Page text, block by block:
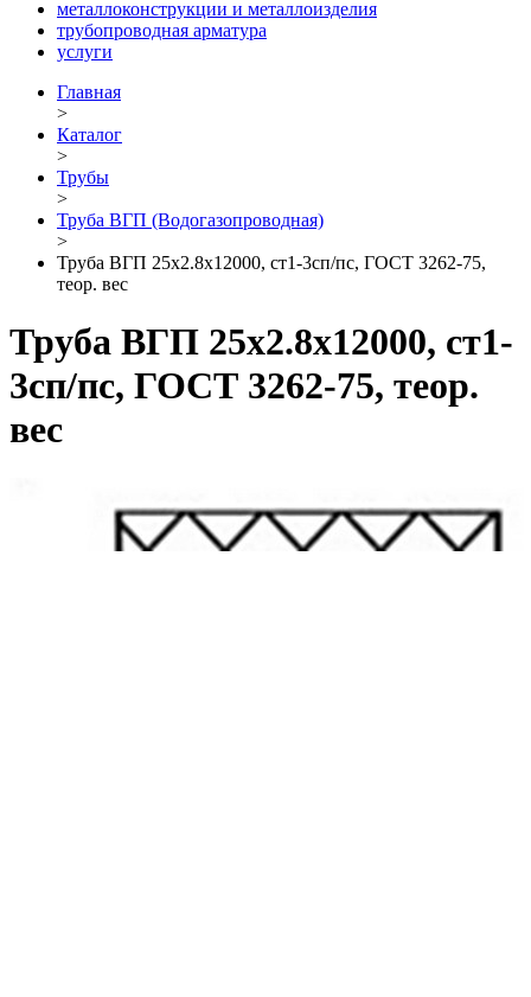
металлоконструкции и металлоизделия
трубопроводная арматура
услуги
Главная
>
Каталог
>
Трубы
>
Труба ВГП (Водогазопроводная)
>
Труба ВГП 25х2.8х12000, ст1-3сп/пс, ГОСТ 3262-75,
теор. вес
Труба ВГП 25х2.8х12000, ст1-
3сп/пс, ГОСТ 3262-75, теор.
вес